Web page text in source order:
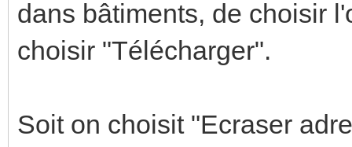
dans bâtiments, de choisir
choisir "Télécharger".
Soit on choisit "Ecraser